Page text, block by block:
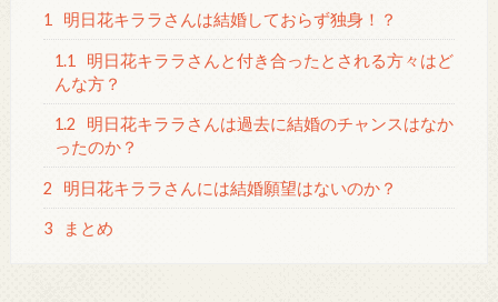
1 明日花キララさんは結婚しておらず独身！？
1.1
明日花キララさんと付き合ったとされる方々はど
んな方？
1.2
明日花キララさんは過去に結婚のチャンスはなか
ったのか？
2 明日花キララさんには結婚願望はないのか？
3 まとめ